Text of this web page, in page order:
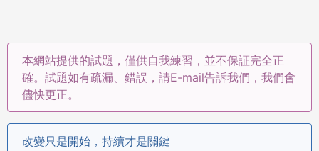
本網站提供的試題，僅供自我練習，並不保証完全正
確。試題如有疏漏、錯誤，請E-mail告訴我們，我們會
儘快更正。
改變只是開始，持續才是關鍵